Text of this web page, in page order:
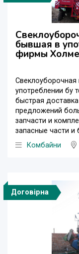
бывшая в
фирмы Холме
употреблении бу
быстрая
предложений
запчасти и
запасные части и
Комбайни
Договірна